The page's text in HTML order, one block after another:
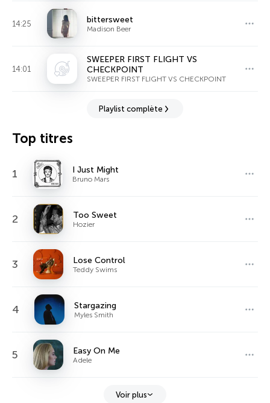
14:25 bittersweet
Madison Beer
14:01
SWEEPER FIRST FLIGHT VS
CHECKPOINT
SWEEPER FIRST FLIGHT VS CHECKPOINT
Playlist complète
Top titres
1 I Just Might
Bruno Mars
2 Too Sweet
Hozier
3 Lose Control
Teddy Swims
4 Stargazing
Myles Smith
5 Easy On Me
Adele
Voir plus